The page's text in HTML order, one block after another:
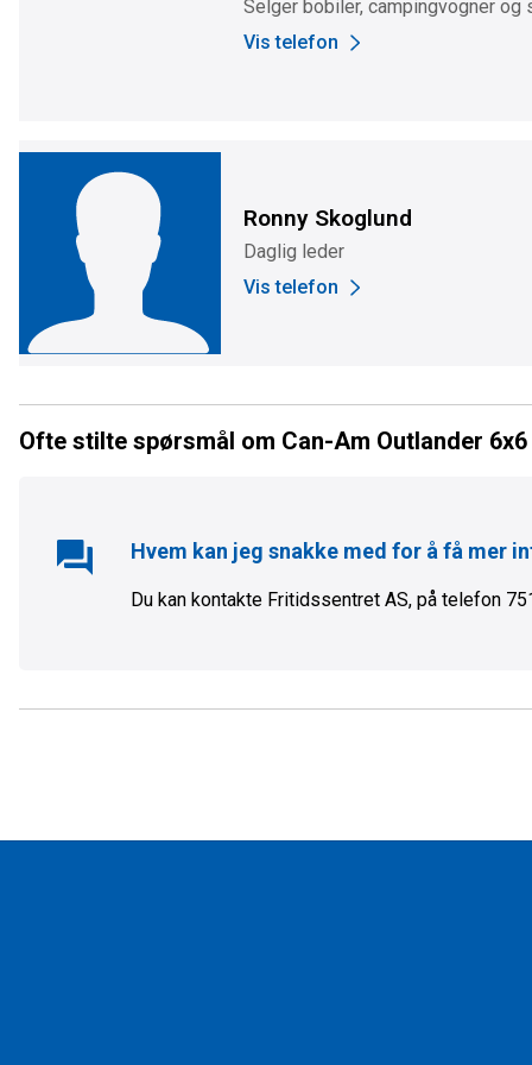
Selger bobiler, campingvogner og
Vis telefon
Ronny Skoglund
Daglig leder
Vis telefon
Ofte stilte spørsmål om Can-Am Outlander 6x6
Hvem kan jeg snakke med for å få mer
Du kan kontakte Fritidssentret AS, på telefon